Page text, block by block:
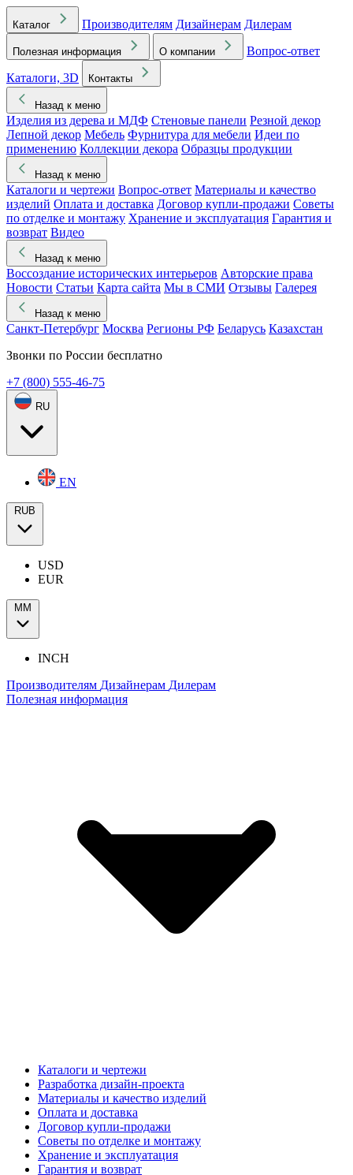
Каталог Производителям Дизайнерам Дилерам
Полезная информация О компании
Вопрос-ответ
Каталоги, 3D
Контакты
Назад к меню
Изделия из дерева и МДФ Стеновые панели Резной декор
Лепной декор Мебель Фурнитура для мебели Идеи по
применению Коллекции декора Образцы продукции
Назад к меню
Каталоги и чертежи Вопрос-ответ Материалы и качество
изделий Оплата и доставка Договор купли-продажи Советы
по отделке и монтажу Хранение и эксплуатация Гарантия и
возврат Видео
Назад к меню
Воссоздание исторических интерьеров Авторские права
Новости Статьи Карта сайта Мы в СМИ Отзывы Галерея
Назад к меню
Санкт-Петербург Москва Регионы РФ Беларусь Казахстан
Звонки по России бесплатно
+7 (800) 555-46-75
RU
EN
RUB
USD
EUR
ММ
INCH
Производителям Дизайнерам Дилерам
Полезная информация
Каталоги и чертежи
Разработка дизайн-проекта
Материалы и качество изделий
Оплата и доставка
Договор купли-продажи
Советы по отделке и монтажу
Хранение и эксплуатация
Гарантия и возврат